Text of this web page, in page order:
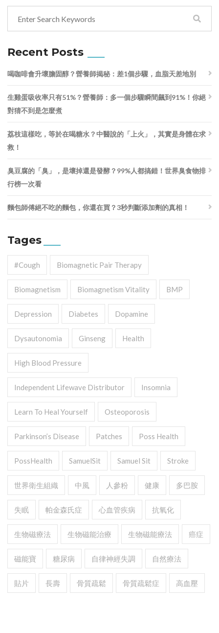
Recent Posts
喝咖啡會升壞膽固醇？營養師揭秘：差1個步驟，血脂天差地別
生雞蛋吸收率只有51%？營養師：多一個步驟瞬間飆到91%！你絕
對猜不到是怎麼煮
荔枝這樣吃，等於在喝糖水？中醫說的「上火」，其實是身體在求
救！
臭豆腐的「臭」，是壞掉還是發酵？99%人都搞錯！世界臭食物排
行榜一次看
麵包師傅絕不吃的麵包，你還在買？3秒判斷添加劑的真相！
Tages
#cough Biomagnetic Pair Therapy
Biomagnetism Biomagnetism Vitality BMP
Depression Diabetes Dopamine
Dysautonomia Ginseng Health
High Blood Pressure
Independent Lifewave Distributor Insomnia
Learn To Heal Yourself Osteoporosis
Parkinson’s Disease Patches Poss Health
PossHealth SamuelSit Samuel Sit Stroke
世界衛生組織 中風 人參粉 健康 多巴胺
失眠 帕金森氏症 心血管疾病 抗氧化
生物磁療法 生物磁能治療 生物磁能療法 癌症
磁能寶 糖尿病 自律神經失調 自然療法
貼片 長壽 骨質疏鬆 骨質疏鬆症 高血壓